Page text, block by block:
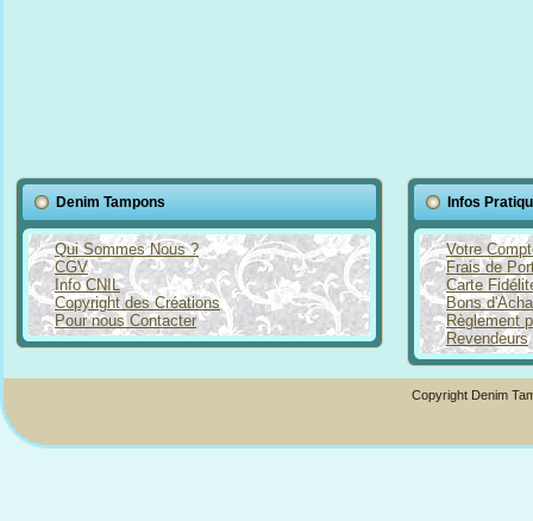
Denim Tampons
Qui Sommes Nous ?
CGV
Info CNIL
Copyright des Créations
Pour nous Contacter
Infos
Votre
Frais de
Carte
Bons
Règlement
Revendeurs
Copyright Denim